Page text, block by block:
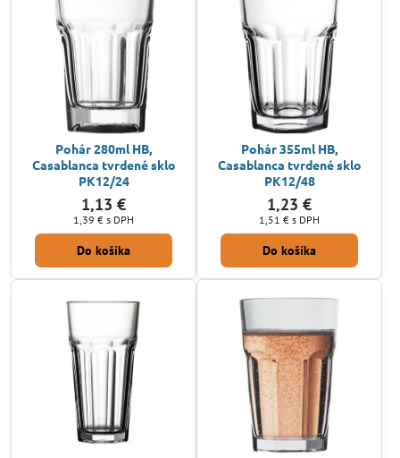
Pohár 280ml HB,
Casablanca tvrdené sklo
PK12/24
1,13 €
1,39 € s DPH
Do košíka
Pohár 355ml HB,
Casablanca tvrdené sklo
PK12/48
1,23 €
1,51 € s DPH
Do košíka